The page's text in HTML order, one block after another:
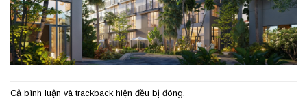
Cả bình luận và trackback hiện đều bị đóng.